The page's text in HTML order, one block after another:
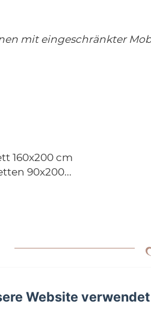
mit eingeschränkter
160x200 cm
90x200...
Website